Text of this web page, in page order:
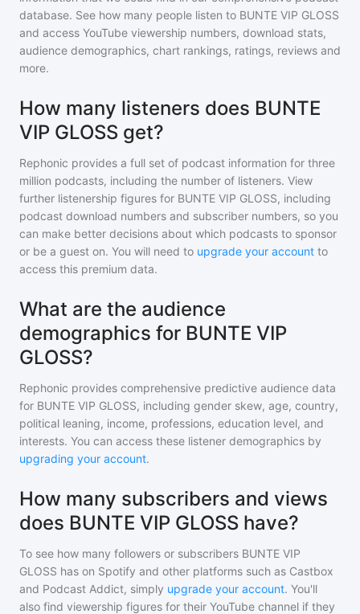
database. See how many people listen to BUNTE VIP GLOSS
and access YouTube viewership numbers, download stats,
audience demographics, chart rankings, ratings, reviews and
more.
How many listeners does BUNTE
VIP GLOSS get?
Rephonic provides a full set of podcast information for three
million podcasts, including the number of listeners. View
further listenership figures for BUNTE VIP GLOSS, including
podcast download numbers and subscriber numbers, so you
can make better decisions about which podcasts to sponsor
or be a guest on. You will need to upgrade your account to
access this premium data.
What are the audience
demographics for BUNTE VIP
GLOSS?
Rephonic provides comprehensive predictive audience data
for BUNTE VIP GLOSS, including gender skew, age, country,
political leaning, income, professions, education level, and
interests. You can access these listener demographics by
upgrading your account.
How many subscribers and views
does BUNTE VIP GLOSS have?
To see how many followers or subscribers BUNTE VIP
GLOSS has on Spotify and other platforms such as Castbox
and Podcast Addict, simply upgrade your account. You'll
also find viewership figures for their YouTube channel if they